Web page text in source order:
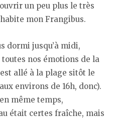
un peu plus le très
mon Frangibus.
dormi jusqu’à midi,
nos émotions de la
allé à la plage sitôt le
environs de 16h, donc).
même temps,
était certes fraîche, mais